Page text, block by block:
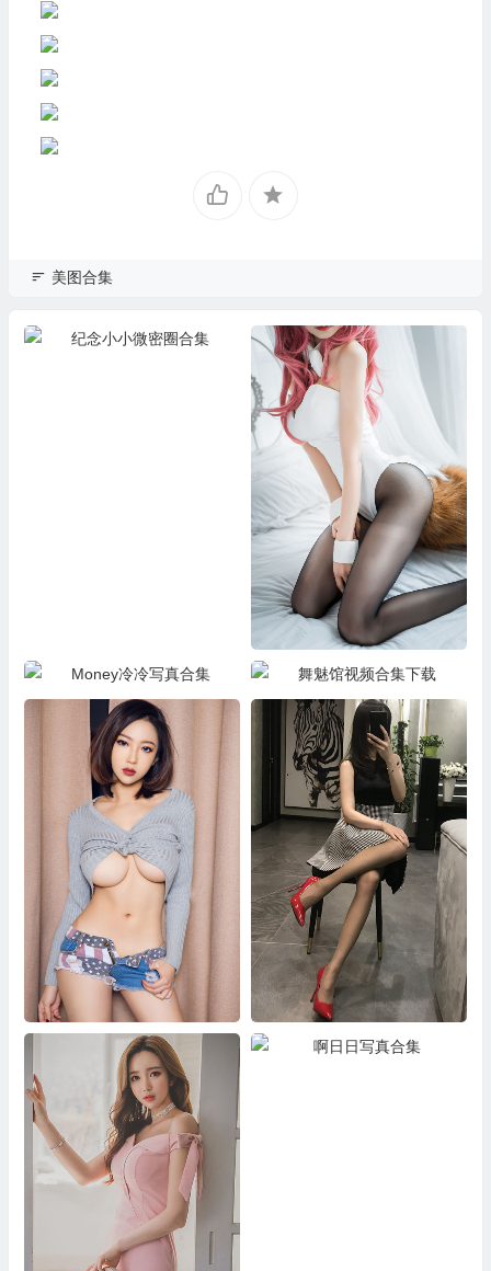
美图合集
兔玩映画合集
Money冷冷写真合集 舞魅馆视频合集下载
涌蝶写真合集下载 麋鹿Monroe合集